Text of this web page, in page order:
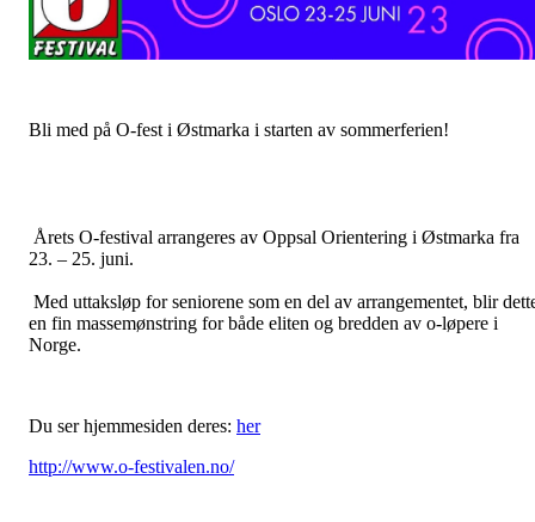
Bli med på O-fest i Østmarka i starten av sommerferien!
Årets O-festival arrangeres av Oppsal Orientering i Østmarka fra
23. – 25. juni.
Med uttaksløp for seniorene som en del av arrangementet, blir
en fin massemønstring for både eliten og bredden av o-løpere i
Norge.
Du ser hjemmesiden deres: her
http://www.o-festivalen.no/